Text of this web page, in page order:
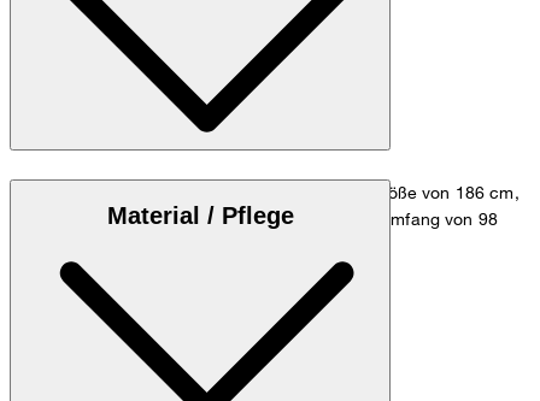
Das Model trägt die Größe 48 bei einer Körpergröße von 186 cm,
einem Taillenumfang von 84 cm und einem Hüftumfang von 98
Zum Hosen Guide
Material / Pflege